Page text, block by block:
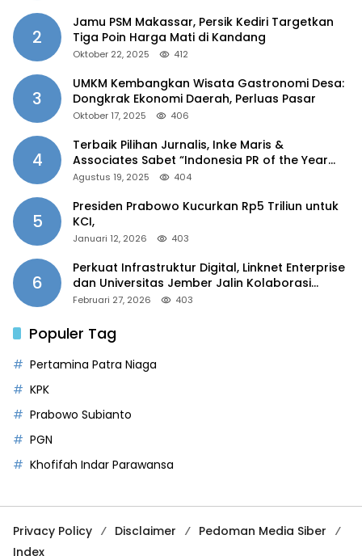
2
Jamu PSM Makassar, Persik Kediri Targetkan
Tiga Poin Harga Mati di Kandang
Oktober 22, 2025 412
3
UMKM Kembangkan Wisata Gastronomi Desa:
Dongkrak Ekonomi Daerah, Perluas Pasar
Oktober 17, 2025 406
4
Terbaik Pilihan Jurnalis, Inke Maris &
Associates Sabet “Indonesia PR of the Year
2025”
Agustus 19, 2025 404
5
Presiden Prabowo Kucurkan Rp5 Triliun untuk
KCI,
Januari 12, 2026 403
6
Perkuat Infrastruktur Digital, Linknet Enterprise
dan Universitas Jember Jalin Kolaborasi
Smart Campus Berbasis AI
Februari 27, 2026 403
Populer Tag
Pertamina Patra Niaga
KPK
Prabowo Subianto
PGN
Khofifah Indar Parawansa
Privacy Policy Disclaimer
Pedoman Media Siber
Index